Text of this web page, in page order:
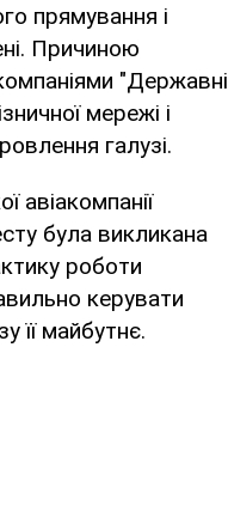
прямування і
Причиною
"Державні
мережі і
галузі.
авіакомпанії
була викликана
роботи
керувати
її майбутнє.